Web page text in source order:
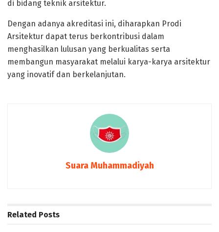
di bidang teknik arsitektur.
Dengan adanya akreditasi ini, diharapkan Prodi
Arsitektur dapat terus berkontribusi dalam
menghasilkan lulusan yang berkualitas serta
membangun masyarakat melalui karya-karya arsitektur
yang inovatif dan berkelanjutan.
Suara Muhammadiyah
Related Posts